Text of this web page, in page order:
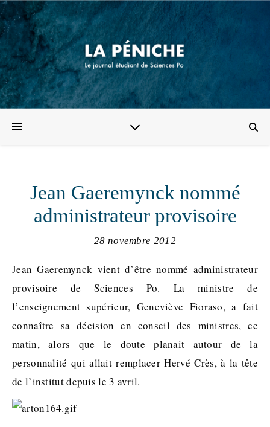
Jean Gaeremynck nommé
administrateur provisoire
28 novembre 2012
Jean Gaeremynck vient d’être nommé administrateur
provisoire de Sciences Po. La ministre de
l’enseignement supérieur, Geneviève Fioraso, a fait
connaître sa décision en conseil des ministres, ce
matin, alors que le doute planait autour de la
personnalité qui allait remplacer Hervé Crès, à la tête
de l’institut depuis le 3 avril.